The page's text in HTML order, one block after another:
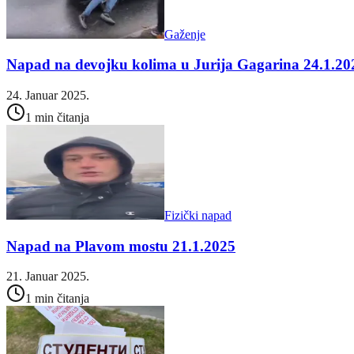
Gaženje
Napad na devojku kolima u Jurija Gagarina
24. Januar 2025.
1 min čitanja
Fizički napad
Napad na Plavom mostu 21.1.2025
21. Januar 2025.
1 min čitanja